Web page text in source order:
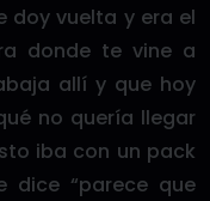
doy vuelta y era el
donde te vine a
allí y que hoy
no quería llegar
iba con un pack
dice “parece que